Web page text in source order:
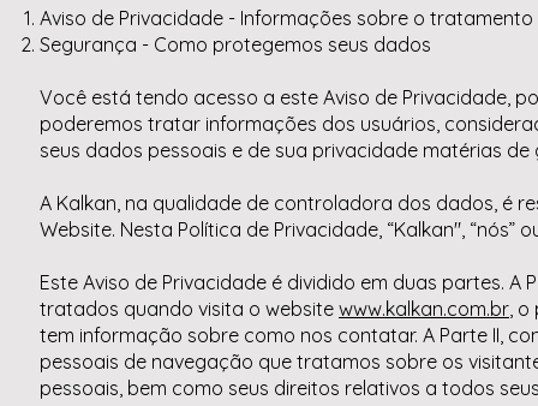
Aviso de Privacidade - Informações sobre o
Segurança - Como protegemos seus dados
Você está tendo acesso a este Aviso de Privacidade,
poderemos tratar informações dos usuários,
seus dados pessoais e de sua privacidade matérias
A Kalkan, na qualidade de controladora dos dados, é
Website. Nesta Política de Privacidade, “Kalkan", “nós”
Este Aviso de Privacidade é dividido em duas partes.
tratados quando visita o website www.kalkan.com.br, o
tem informação sobre como nos contatar. A Parte II,
pessoais de navegação que tratamos sobre os
pessoais, bem como seus direitos relativos a todos